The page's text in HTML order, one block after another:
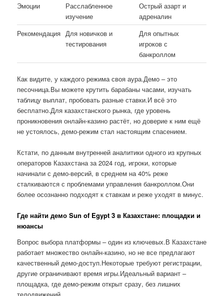
Эмоции
Расслабленное
изучение
Острый азарт и
адреналин
Рекомендация Для новичков и
тестирования
Для опытных
игроков с
банкроллом
Как видите, у каждого режима своя аура.Демо – это
песочница.Вы можете крутить барабаны часами, изучать
таблицу выплат, пробовать разные ставки.И всё это
бесплатно.Для казахстанского рынка, где уровень
проникновения онлайн-казино растёт, но доверие к ним ещё
не устоялось, демо-режим стал настоящим спасением.
Кстати, по данным внутренней аналитики одного из крупных
операторов Казахстана за 2024 год, игроки, которые
начинали с демо-версий, в среднем на 40% реже
сталкиваются с проблемами управления банкроллом.Они
более осознанно подходят к ставкам и реже уходят в минус.
Где найти демо Sun of Egypt 3 в Казахстане: площадки и
нюансы
Вопрос выбора платформы – один из ключевых.В Казахстане
работает множество онлайн-казино, но не все предлагают
качественный демо-доступ.Некоторые требуют регистрации,
другие ограничивают время игры.Идеальный вариант –
площадка, где демо-режим открыт сразу, без лишних